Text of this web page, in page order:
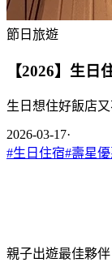
節日旅遊
【2026】生
生日想住好飯店
2026-03-17·
#生日住宿#壽星
親子出遊最佳夥